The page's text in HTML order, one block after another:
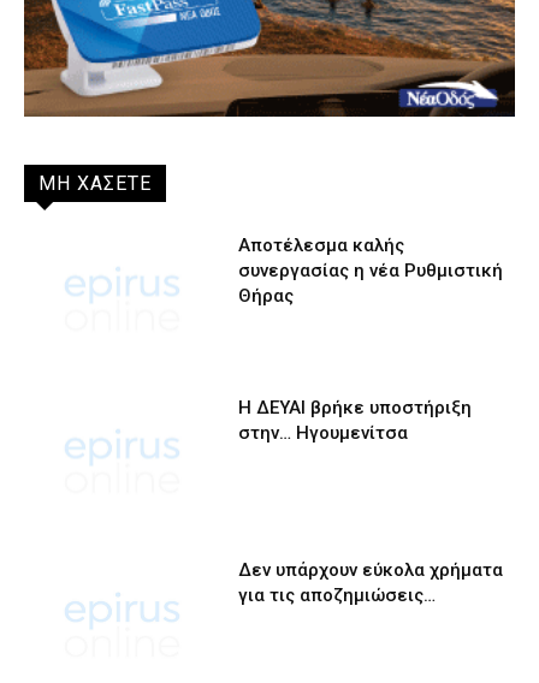
ΜΗ ΧΑΣΕΤΕ
Αποτέλεσμα καλής
συνεργασίας η νέα Ρυθμιστική
Θήρας
Η ΔΕΥΑΙ βρήκε υποστήριξη
στην… Ηγουμενίτσα
Δεν υπάρχουν εύκολα χρήματα
για τις αποζημιώσεις…